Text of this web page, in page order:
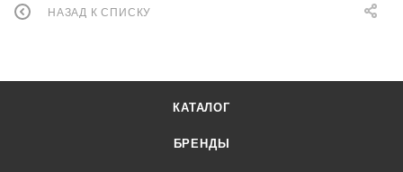
НАЗАД К СПИСКУ
КАТАЛОГ
БРЕНДЫ